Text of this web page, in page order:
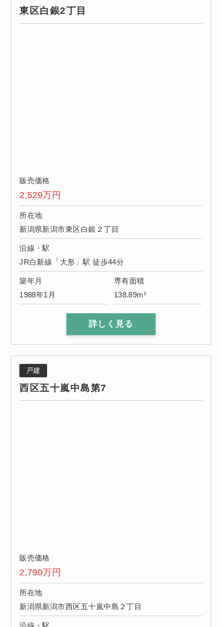
東区白銀2丁目
販売価格
2,529万円
所在地
新潟県新潟市東区白銀２丁目
沿線・駅
JR白新線「大形」駅 徒歩44分
築年月
1988年1月
専有面積
138.89m²
詳しく見る
戸建
西区五十嵐中島第7
販売価格
2,790万円
所在地
新潟県新潟市西区五十嵐中島２丁目
沿線・駅